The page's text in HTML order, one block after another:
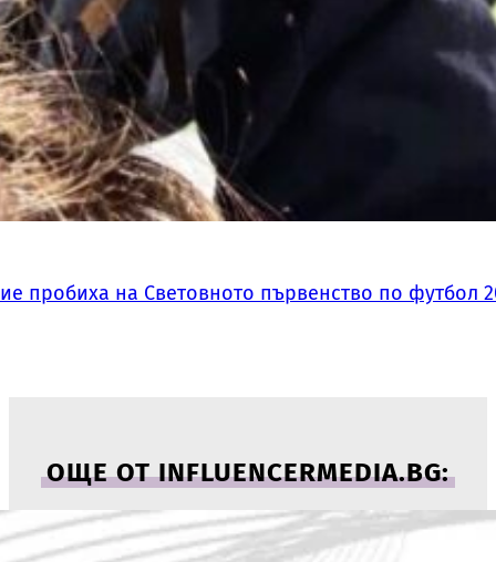
пробиха на Световното първенство по футбол
ОЩЕ ОТ INFLUENCERMEDIA.BG: